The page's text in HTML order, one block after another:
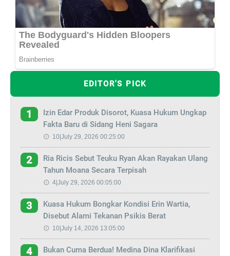
EDITOR'S PICK
1
Izin Edar Produk Disorot, Kuasa Hukum Ungkap
Fakta Baru di Sidang Heni Sagara
10|July 29, 2026 00:25:00
2
Ria Ricis Sebut Teuku Ryan Akan Rayakan Ulang
Tahun Moana Secara Terpisah
4|July 29, 2026 00:05:00
3
Kuasa Hukum Bongkar Kondisi Erin Wartia,
Disebut Alami Tekanan Psikis Berat
10|July 14, 2026 13:05:00
4 Bukan Cuma Berdua! Medina Dina Klarifikasi